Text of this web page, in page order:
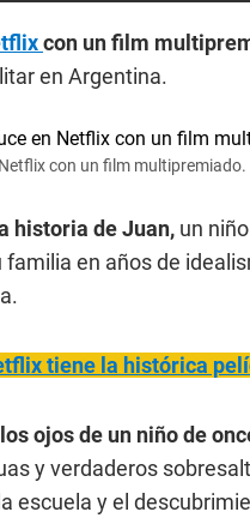
con un film
en Argentina.
con un film multipremiado.
historia de Juan, un
en años de
tiene la histórica
ojos de un niño de
y verdaderos
escuela y el